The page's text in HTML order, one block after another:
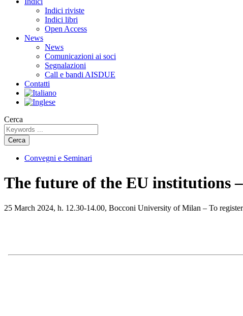
Indici riviste
Indici libri
Open Access
News
News
Comunicazioni ai soci
Segnalazioni
Call e bandi AISDUE
Contatti
Cerca
Cerca
Convegni e Seminari
The future of the EU institutions
25 March 2024, h. 12.30-14.00, Bocconi University of Milan – To